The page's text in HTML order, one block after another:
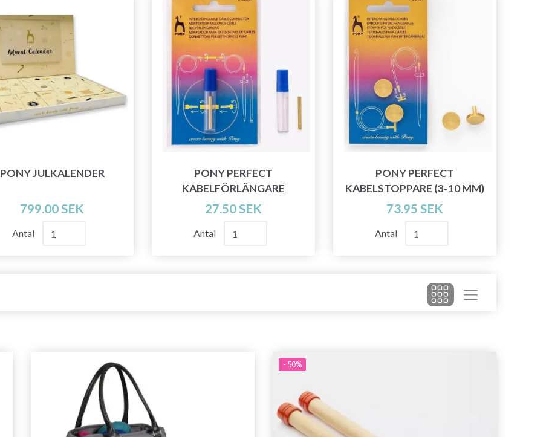
PONY JULKALENDER
799.00 SEK
Antal
PONY PERFECT
KABELFÖRLÄNGARE
27.50 SEK
Antal
PONY PERFECT
KABELSTOPPARE (3-10 MM)
73.95 SEK
Antal
- 50%
Prenumerera